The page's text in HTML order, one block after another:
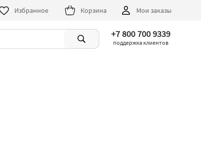
Избранное Корзина Мои заказы
+7 800 700 9339
поддержка клиентов